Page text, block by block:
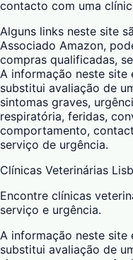
contacto com uma
Alguns links neste site
Associado Amazon,
compras qualificadas,
A informação neste site
substitui avaliação de
sintomas graves,
respiratória, feridas,
comportamento,
serviço de urgência.
Clínicas Veterinárias
Encontre clínicas
serviço e urgência.
A informação neste site
substitui avaliação de